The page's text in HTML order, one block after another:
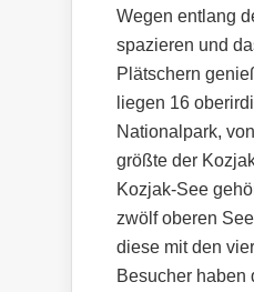
Wegen entlang
spazieren und
Plätschern
liegen 16
Nationalpark,
größte der
Kozjak-See
zwölf oberen
diese mit den
Besucher haben